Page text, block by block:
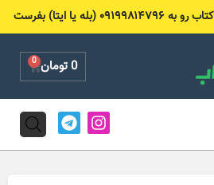
یا ایتا) بفرست
0تومان 0
Cart
I
n
s
T
e
l